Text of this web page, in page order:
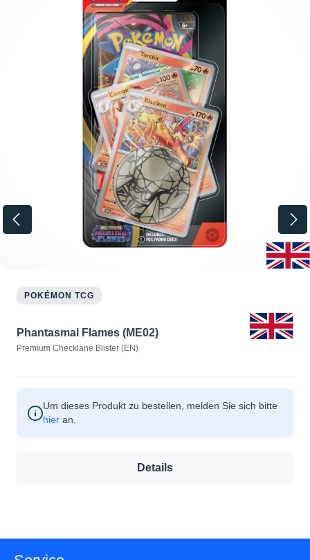
POKÉMON TCG
Phantasmal Flames (ME02)
Premium Checklane Blister (EN)
Um dieses Produkt zu bestellen, melden Sie sich bitte
hier an.
Details